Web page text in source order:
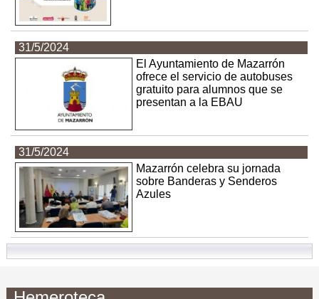
31/5/2024
El Ayuntamiento de Mazarrón
ofrece el servicio de autobuses
gratuito para alumnos que se
presentan a la EBAU
31/5/2024
Mazarrón celebra su jornada
sobre Banderas y Senderos
Azules